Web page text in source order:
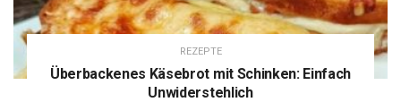
REZEPTE
Überbackenes Käsebrot mit Schinken: Einfach
Unwiderstehlich